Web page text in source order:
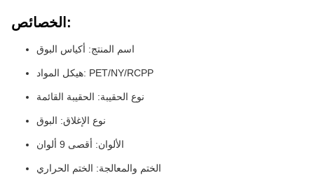
الخصائص:
اسم المنتج: أكياس البوق
هيكل المواد: PET/NY/RCPP
نوع الحقيبة: الحقيبة القائمة
نوع الإغلاق: البوق
الألوان: أقصى 9 ألوان
الختم والمعالجة: الختم الحراري